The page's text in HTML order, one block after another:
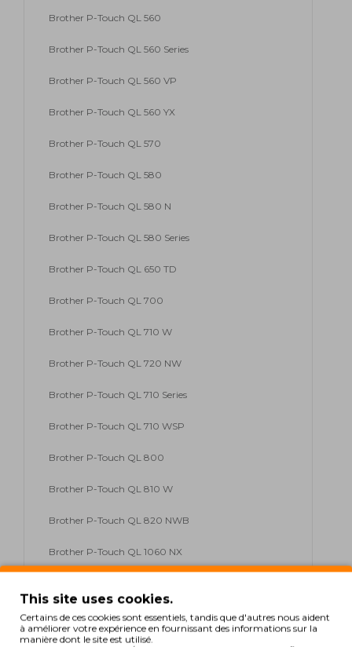
Brother P-Touch QL 560
Brother P-Touch QL 560 Series
Brother P-Touch QL 560 VP
Brother P-Touch QL 560 YX
Brother P-Touch QL 570
Brother P-Touch QL 580
Brother P-Touch QL 580 N
Brother P-Touch QL 580 Series
Brother P-Touch QL 650 TD
Brother P-Touch QL 700
Brother P-Touch QL 710 W
Brother P-Touch QL 720 NW
Brother P-Touch QL 710 Series
Brother P-Touch QL 710 WSP
Brother P-Touch QL 800
Brother P-Touch QL 810 W
Brother P-Touch QL 820 NWB
Brother P-Touch QL 1060 NX
Brother P-Touch QL 1110
This site uses cookies.
Certains de ces cookies sont essentiels, tandis que d'autres nous aident
à améliorer votre expérience en fournissant des informations sur la
manière dont le site est utilisé.